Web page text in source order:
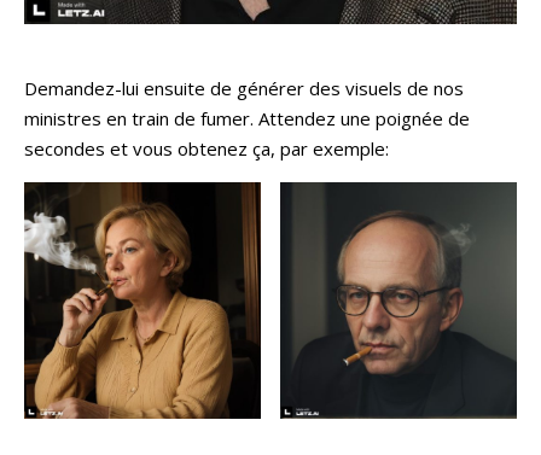
Demandez-lui ensuite de générer des visuels de nos
ministres en train de fumer. Attendez une poignée de
secondes et vous obtenez ça, par exemple: